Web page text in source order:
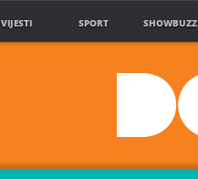
VIJESTI SPORT SHOWBUZZ